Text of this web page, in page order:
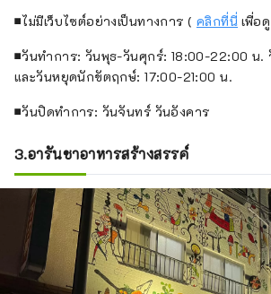
■ไม่มีเว็บไซต์อย่างเป็นทางการ ( คลิกที่นี่ เพื่อ
■วันทำการ: วันพุธ-วันศุกร์: 18:00-22:00 น.
และวันหยุดนักขัตฤกษ์: 17:00-21:00 น.
■วันปิดทำการ: วันจันทร์ วันอังคาร
3.อารันชาอาหารสร้างสรรค์